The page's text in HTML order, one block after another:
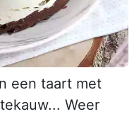
een taart met
Weer